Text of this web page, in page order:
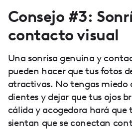
Consejo #3:
contacto visual
Una sonrisa genuina y
pueden hacer que tus fotos
atractivas. No tengas miedo
dientes y dejar que tus ojos
cálida y acogedora hará que
sientan que se conectan